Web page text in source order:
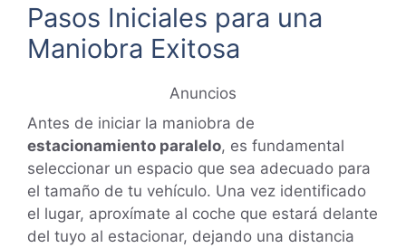
Pasos Iniciales para una
Maniobra Exitosa
Anuncios
Antes de iniciar la maniobra de
estacionamiento paralelo, es fundamental
seleccionar un espacio que sea adecuado para
el tamaño de tu vehículo. Una vez identificado
el lugar, aproxímate al coche que estará delante
del tuyo al estacionar, dejando una distancia